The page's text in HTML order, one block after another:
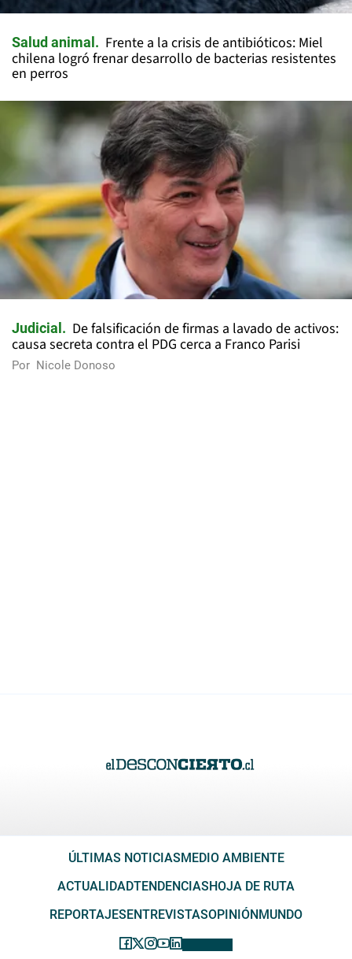
Salud animal
Frente a la crisis de antibióticos: Miel
chilena logró frenar desarrollo de bacterias resistentes
en perros
Judicial
De falsificación de firmas a lavado de activos:
causa secreta contra el PDG cerca a Franco Parisi
Por Nicole Donoso
ÚLTIMAS NOTICIAS MEDIO AMBIENTE
ACTUALIDADTENDENCIAS HOJA DE RUTA
REPORTAJES ENTREVISTASOPINIÓN MUNDO